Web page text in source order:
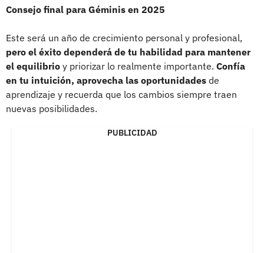
Consejo final para Géminis en 2025
Este será un año de crecimiento personal y profesional,
pero el éxito dependerá de tu habilidad para mantener
el equilibrio y priorizar lo realmente importante. Confía
en tu intuición, aprovecha las oportunidades de
aprendizaje y recuerda que los cambios siempre traen
nuevas posibilidades.
PUBLICIDAD